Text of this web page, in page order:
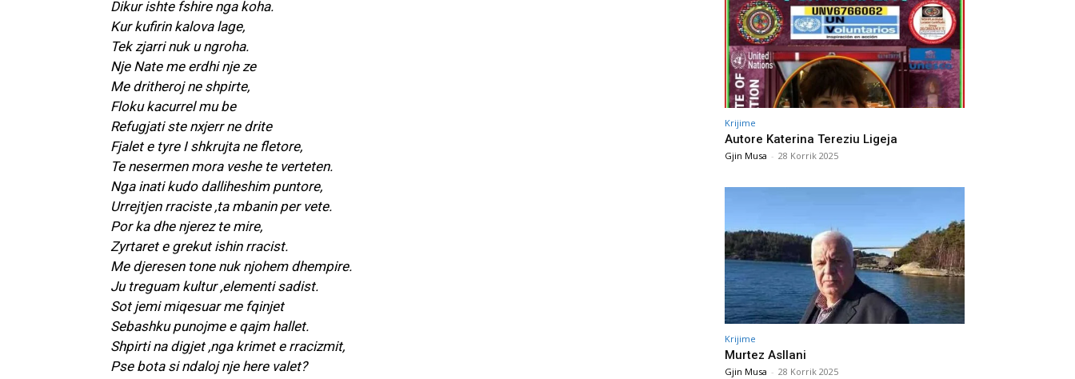
Dikur ishte fshire nga koha.
Kur kufirin kalova lage,
Tek zjarri nuk u ngroha.
Nje Nate me erdhi nje ze
Me dritheroj ne shpirte,
Floku kacurrel mu be
Refugjati ste nxjerr ne drite
Fjalet e tyre I shkrujta ne fletore,
Te nesermen mora veshe te verteten.
Nga inati kudo dalliheshim puntore,
Urrejtjen rraciste ,ta mbanin per vete.
Por ka dhe njerez te mire,
Zyrtaret e grekut ishin rracist.
Me djeresen tone nuk njohem dhempire.
Ju treguam kultur ,elementi sadist.
Sot jemi miqesuar me fqinjet
Sebashku punojme e qajm hallet.
Shpirti na digjet ,nga krimet e rracizmit,
Pse bota si ndaloj nje here valet?
Krijime
Autore Katerina Tereziu Ligeja
Gjin Musa - 28 Korrik 2025
Krijime
Murtez Asllani
Gjin Musa - 28 Korrik 2025